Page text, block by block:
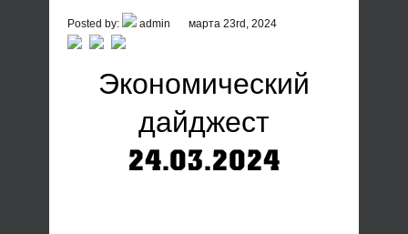
Posted by: admin марта 23rd, 2024
Экономический
дайджест
24.03.2024